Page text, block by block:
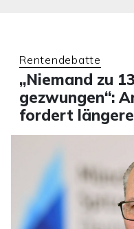
Rentendebatte
„Niemand zu
gezwungen“:
fordert